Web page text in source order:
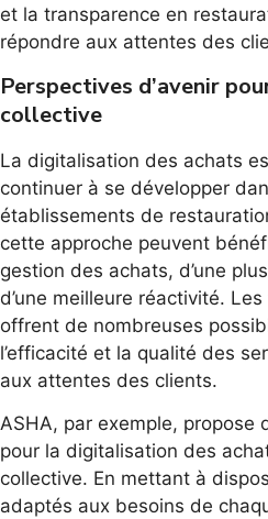
et la transparence en
répondre aux attentes des
Perspectives d’avenir
collective
La digitalisation des achats
continuer à se développer
établissements de
cette approche peuvent
gestion des achats, d’une
d’une meilleure réactivité.
offrent de nombreuses
l’efficacité et la qualité des
aux attentes des clients.
ASHA, par exemple, propose
pour la digitalisation des
collective. En mettant à
adaptés aux besoins de